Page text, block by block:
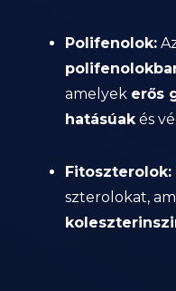
Polifenolok:
amelyek erős
hatásúakés
Fitoszterolok:
szterolokat,